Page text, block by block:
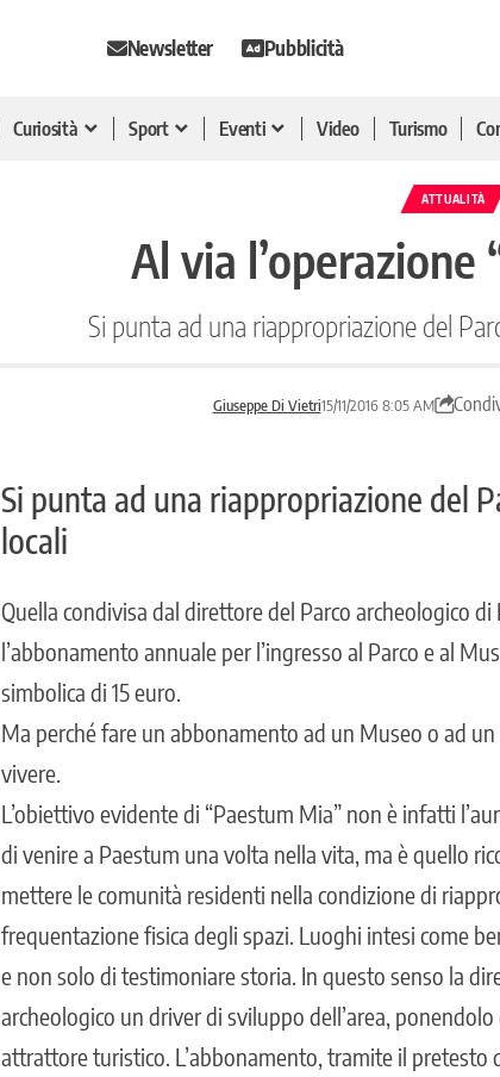
Newsletter Pubblicità
Curiosità Sport Eventi Video Turismo
ATTUALITÀ
Al via l’operazione
Si punta ad una riappropriazione del
Giuseppe Di Vietri15/11/2016 8:05 AM
Si punta ad una riappropriazione del
locali
Quella condivisa dal direttore del Parco archeologico
l’abbonamento annuale per l’ingresso al Parco e al
simbolica di 15 euro.
Ma perché fare un abbonamento ad un Museo o ad
vivere.
L’obiettivo evidente di “Paestum Mia” non è infatti
di venire a Paestum una volta nella vita, ma è quello
mettere le comunità residenti nella condizione di
frequentazione fisica degli spazi. Luoghi intesi come
e non solo di testimoniare storia. In questo senso la
archeologico un driver di sviluppo dell’area,
attrattore turistico. L’abbonamento, tramite il pretesto